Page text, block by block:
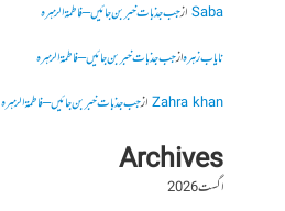
Sabaازجب جذبات خبر بن جائیں – فاطمۃالزہرہ
نایاب زہرہازجب جذبات خبر بن جائیں – فاطمۃالزہرہ
Zahra khanازجب جذبات خبر بن جائیں – فاطمۃالزہرہ
Archives
اگست 2026